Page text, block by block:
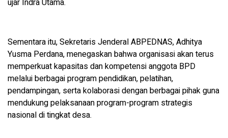
ujar Indra Utama.
Sementara itu, Sekretaris Jenderal ABPEDNAS, Adhitya
Yusma Perdana, menegaskan bahwa organisasi akan terus
memperkuat kapasitas dan kompetensi anggota BPD
melalui berbagai program pendidikan, pelatihan,
pendampingan, serta kolaborasi dengan berbagai pihak guna
mendukung pelaksanaan program-program strategis
nasional di tingkat desa.